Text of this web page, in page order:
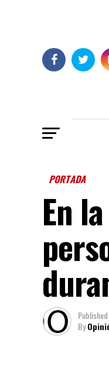
PORTADA
En
Published
By